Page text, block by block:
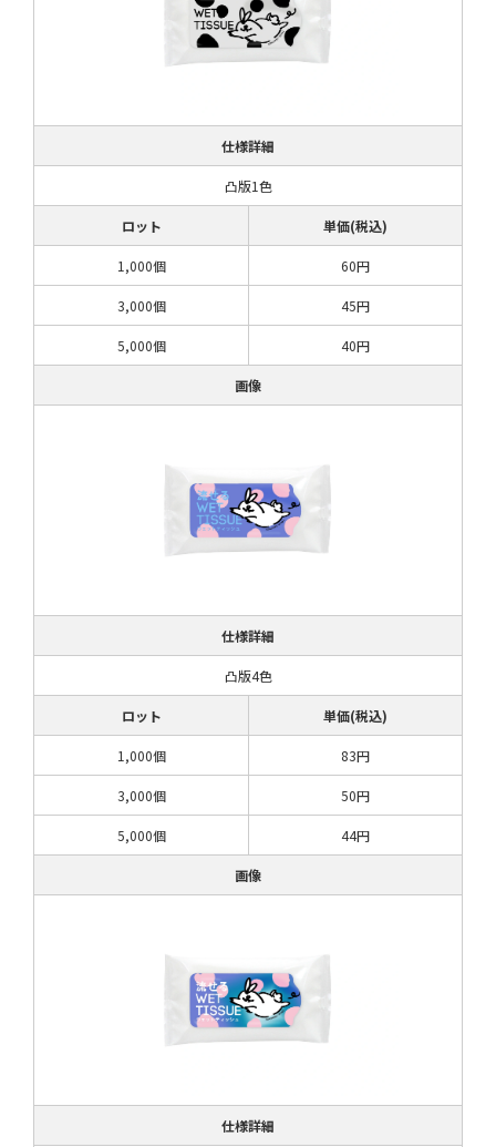
仕様詳細
凸版1色
ロット 単価(税込)
1,000個 60円
3,000個 45円
5,000個 40円
画像
仕様詳細
凸版4色
ロット 単価(税込)
1,000個 83円
3,000個 50円
5,000個 44円
画像
仕様詳細